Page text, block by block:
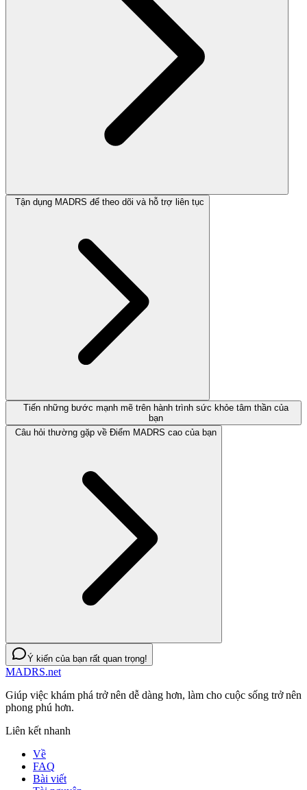
Tận dụng MADRS để theo dõi và hỗ trợ liên tục
Tiến những bước mạnh mẽ trên hành trình sức khỏe tâm thần của
bạn
Câu hỏi thường gặp về Điểm MADRS cao của bạn
Ý kiến của bạn rất quan trọng!
MADRS.net
Giúp việc khám phá trở nên dễ dàng hơn, làm cho cuộc sống trở nên
phong phú hơn.
Liên kết nhanh
Về
FAQ
Bài viết